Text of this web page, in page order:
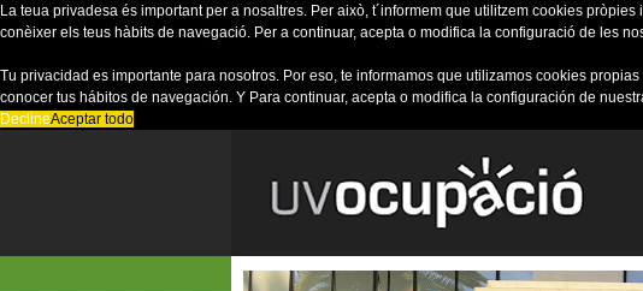
La teua privadesa és important per a nosaltres. Per això, t´informem que utilitzem cookies
conèixer els teus hàbits de navegació. Per a continuar, acepta o modifica la configuració de les
Tu privacidad es importante para nosotros. Por eso, te informamos que utilizamos cookies
conocer tus hábitos de navegación. Y Para continuar, acepta o modifica la configuración de
DeclineAceptar todo